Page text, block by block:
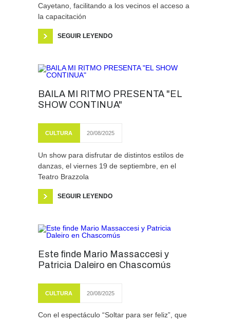
Cayetano, facilitando a los vecinos el acceso a
la capacitación
SEGUIR LEYENDO
BAILA MI RITMO PRESENTA "EL
SHOW CONTINUA"
CULTURA 20/08/2025
Un show para disfrutar de distintos estilos de
danzas, el viernes 19 de septiembre, en el
Teatro Brazzola
SEGUIR LEYENDO
Este finde Mario Massaccesi y
Patricia Daleiro en Chascomús
CULTURA 20/08/2025
Con el espectáculo “Soltar para ser feliz”, que